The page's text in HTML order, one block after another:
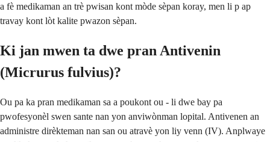
a fè medikaman an trè pwisan kont mòde sèpan koray, men li p ap
travay kont lòt kalite pwazon sèpan.
Ki jan mwen ta dwe pran Antivenin
(Micrurus fulvius)?
Ou pa ka pran medikaman sa a poukont ou - li dwe bay pa
pwofesyonèl swen sante nan yon anviwònman lopital. Antivenen an
administre dirèkteman nan san ou atravè yon liy venn (IV). Anplwaye